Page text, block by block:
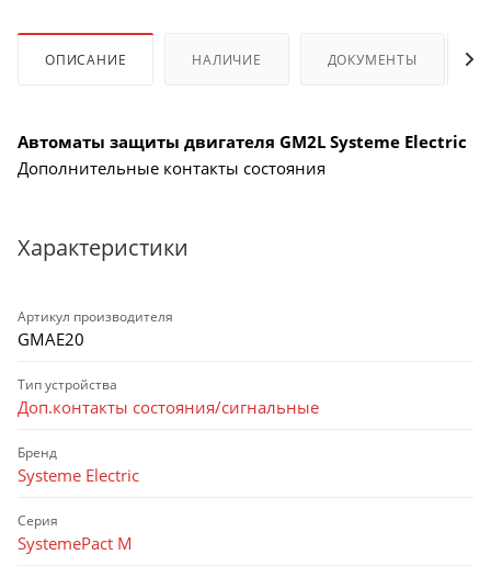
ОПИСАНИЕ НАЛИЧИЕ ДОКУМЕНТЫ
Автоматы защиты двигателя GM2L Systeme Electric
Дополнительные контакты состояния
Характеристики
Артикул производителя
GMAE20
Тип устройства
Доп.контакты состояния/сигнальные
Бренд
Systeme Electric
Серия
SystemePact M